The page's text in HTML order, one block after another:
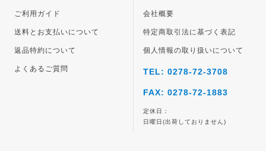
ご利用ガイド
送料とお支払いについて
返品特約について
よくあるご質問
会社概要
特定商取引法に基づく表記
個人情報の取り扱いについて
TEL: 0278-72-3708
FAX: 0278-72-1883
定休日：
日曜日(出荷しておりません)